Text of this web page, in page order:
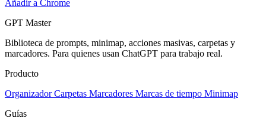
Añadir a Chrome
GPT Master
Biblioteca de prompts, minimap, acciones masivas, carpetas y
marcadores. Para quienes usan ChatGPT para trabajo real.
Producto
OrganizadorCarpetas Marcadores Marcas de tiempo Minimap
Guías